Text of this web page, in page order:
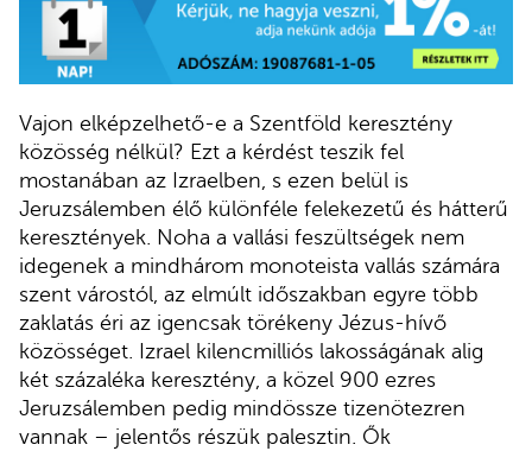
Vajon elképzelhető-e a Szentföld keresztény
közösség nélkül? Ezt a kérdést teszik fel
mostanában az Izraelben, s ezen belül is
Jeruzsálemben élő különféle felekezetű és hátterű
keresztények. Noha a vallási feszültségek nem
idegenek a mindhárom monoteista vallás számára
szent várostól, az elmúlt időszakban egyre több
zaklatás éri az igencsak törékeny Jézus-hívő
közösséget. Izrael kilencmilliós lakosságának alig
két százaléka keresztény, a közel 900 ezres
Jeruzsálemben pedig mindössze tizenötezren
vannak – jelentős részük palesztin. Ők